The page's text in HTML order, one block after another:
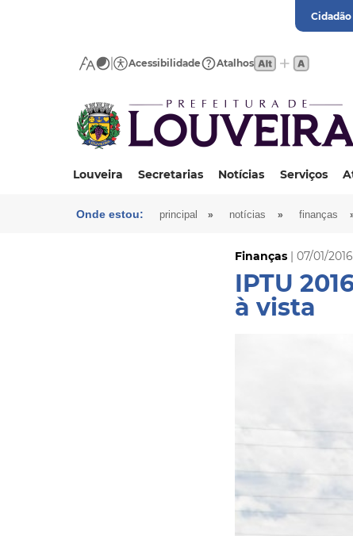
Cidadão
Acessibilidade Atalhos
Louveira Secretarias Notícias Serviços
Onde estou: principal » notícias » finanças
Finanças | 07/01/2016
IPTU
à vista